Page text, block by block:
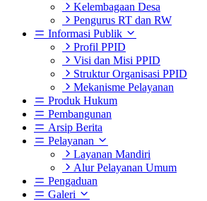
Kelembagaan Desa
Pengurus RT dan RW
Informasi Publik
Profil PPID
Visi dan Misi PPID
Struktur Organisasi PPID
Mekanisme Pelayanan
Produk Hukum
Pembangunan
Arsip Berita
Pelayanan
Layanan Mandiri
Alur Pelayanan Umum
Pengaduan
Galeri